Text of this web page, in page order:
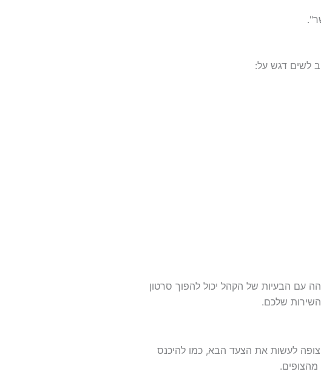
לשים דגש על:
עם הבעיות של הקהל יכול להפוך סרטון
שלכם.
לעשות את הצעד הבא, כמו להיכנס